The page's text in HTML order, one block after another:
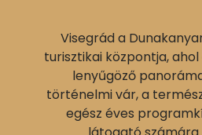
Visegrád a
turisztikai központja,
lenyűgöző
történelmi vár, a
egész éves